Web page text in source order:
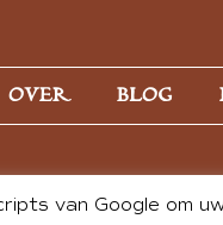
OVER BLOG
van Google om